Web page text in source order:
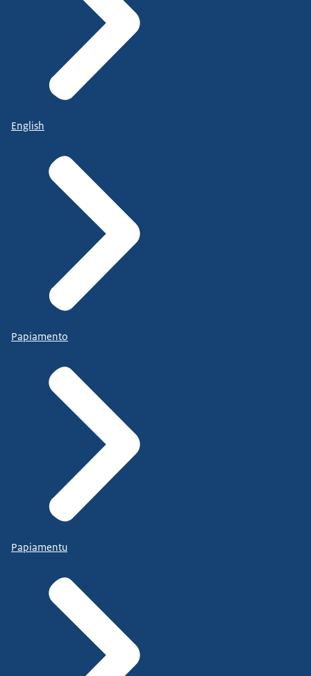
English
Papiamento
Papiamentu